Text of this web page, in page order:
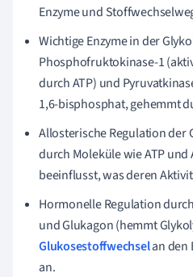
Enzyme und
Wichtige Enzyme in der
Phosphofruktokinase-1
durch ATP) und
1,6-bisphosphat, gehemmt
Allosterische Regulation der
durch Moleküle wie ATP und
beeinflusst, was deren
Hormonelle Regulation
und Glukagon (hemmt
Glukosestoffwechselan den
an.